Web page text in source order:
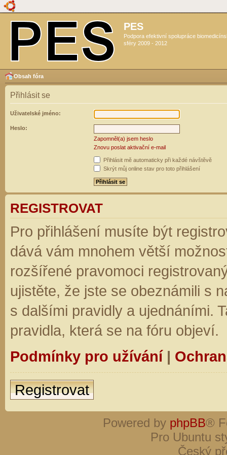
PES
Podpora efektivní spolupráce
sféry 2009 - 2012
Obsah fóra
Přihlásit se
Uživatelské jméno:
Heslo:
Zapomněl(a) jsem heslo
Znovu poslat aktivační e-mail
Přihlásit mě automaticky při každé návštěvě
Skrýt můj online stav pro toto přihlášení
REGISTROVAT
Pro přihlášení musíte být
dává vám mnohem větší
rozšířené pravomoci
ujistěte, že jste se obeznámili s
s dalšími pravidly a ujednáními.
pravidla, která se na fóru objeví.
Podmínky pro užívání|
Registrovat
Powered by phpBB®
Pro Ubuntu
Český